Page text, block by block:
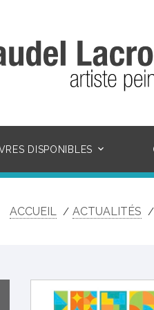
DISPONIBLES
ACCUEIL ACTUALITÉS